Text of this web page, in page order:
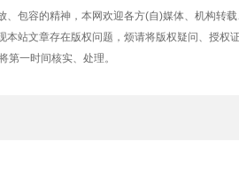
、包容的精神，本网欢迎各方(自)媒体、机构转
本站文章存在版权问题，烦请将版权疑问、授权
第一时间核实、处理。